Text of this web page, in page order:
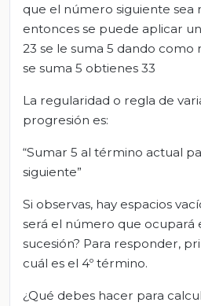
que el número siguiente sea
entonces se puede aplicar
23 se le suma 5 dando como
se suma 5 obtienes 33
La regularidad o regla de
progresión es:
“Sumar 5 al término actual
siguiente”
Si observas, hay espacios
será el número que ocupará
sucesión? Para responder,
cuál es el 4º término.
¿Qué debes hacer para